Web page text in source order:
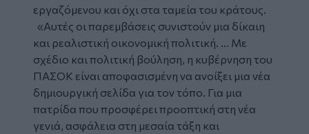
εργαζόμενου και όχι στα ταμεία του κράτους.
«Αυτές οι παρεμβάσεις συνιστούν μια δίκαιη
και ρεαλιστική οικονομική πολιτική. ... Με
σχέδιο και πολιτική βούληση, η κυβέρνηση του
ΠΑΣΟΚ είναι αποφασισμένη να ανοίξει μια νέα
δημιουργική σελίδα για τον τόπο. Για μια
πατρίδα που προσφέρει προοπτική στη νέα
γενιά, ασφάλεια στη μεσαία τάξη και